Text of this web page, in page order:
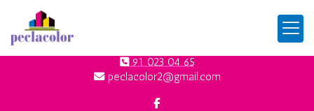
91 023 04 65
peclacolor2
gmail.com